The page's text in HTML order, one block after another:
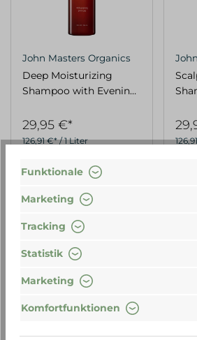
John Masters Organics
Deep Moisturizing
Shampoo with Evening
126,91 €* / 1 Liter
29,95 €*
Funktionale
Marketing
Tracking
Statistik
Marketing
Komfortfunktionen